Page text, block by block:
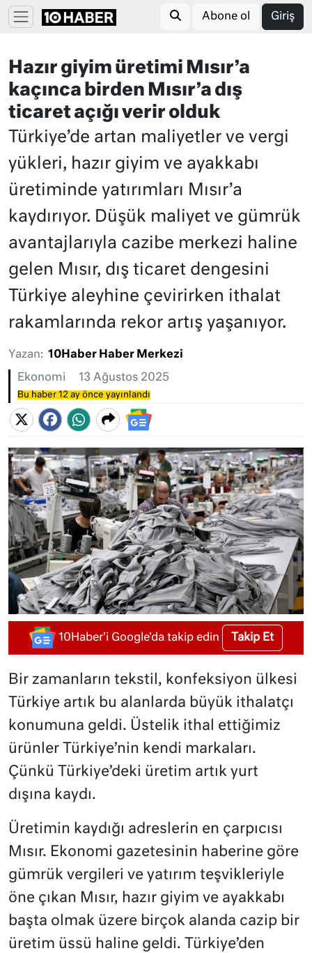
Abone ol Giriş
Hazır giyim üretimi Mısır’a
kaçınca birden Mısır’a dış
ticaret açığı verir olduk
Türkiye’de artan maliyetler ve vergi
yükleri, hazır giyim ve ayakkabı
üretiminde yatırımları Mısır’a
kaydırıyor. Düşük maliyet ve gümrük
avantajlarıyla cazibe merkezi haline
gelen Mısır, dış ticaret dengesini
Türkiye aleyhine çevirirken ithalat
rakamlarında rekor artış yaşanıyor.
Yazan: 10Haber Haber Merkezi
Ekonomi 13 Ağustos 2025
Bu haber 12 ay önce yayınlandı
10Haber'i Google'da takip edin Takip Et
Bir zamanların tekstil, konfeksiyon ülkesi
Türkiye artık bu alanlarda büyük ithalatçı
konumuna geldi. Üstelik ithal ettiğimiz
ürünler Türkiye’nin kendi markaları.
Çünkü Türkiye’deki üretim artık yurt
dışına kaydı.
Üretimin kaydığı adreslerin en çarpıcısı
Mısır. Ekonomi gazetesinin haberine göre
gümrük vergileri ve yatırım teşvikleriyle
öne çıkan Mısır, hazır giyim ve ayakkabı
başta olmak üzere birçok alanda cazip bir
üretim üssü haline geldi. Türkiye’den